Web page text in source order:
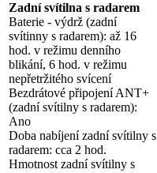
Zadní svítilna s radarem
Baterie - výdrž (zadní
svítinny s radarem): až 16
hod. v režimu denního
blikání, 6 hod. v režimu
nepřetržitého svícení
Bezdrátové připojení ANT+
(zadní svítilny s radarem):
Ano
Doba nabíjení zadní svítilny s
radarem: cca 2 hod.
Hmotnost zadní svítilny s